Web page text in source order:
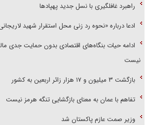
راهبرد غافلگیری با نسل جدید پهپاد‌ها
ادعا درباره «نحوه رد زنی محل استقرار شهید
ادامه حیات بنگاه‌های اقتصادی بدون حمایت جدی
نیست
بازگشت ۳ میلیون و ۱۷ هزار زائر اربعین به کشور
تفاهم با عمان به معنای بازگشایی تنگه هرمز نیست
وزیر صمت عازم پاکستان شد